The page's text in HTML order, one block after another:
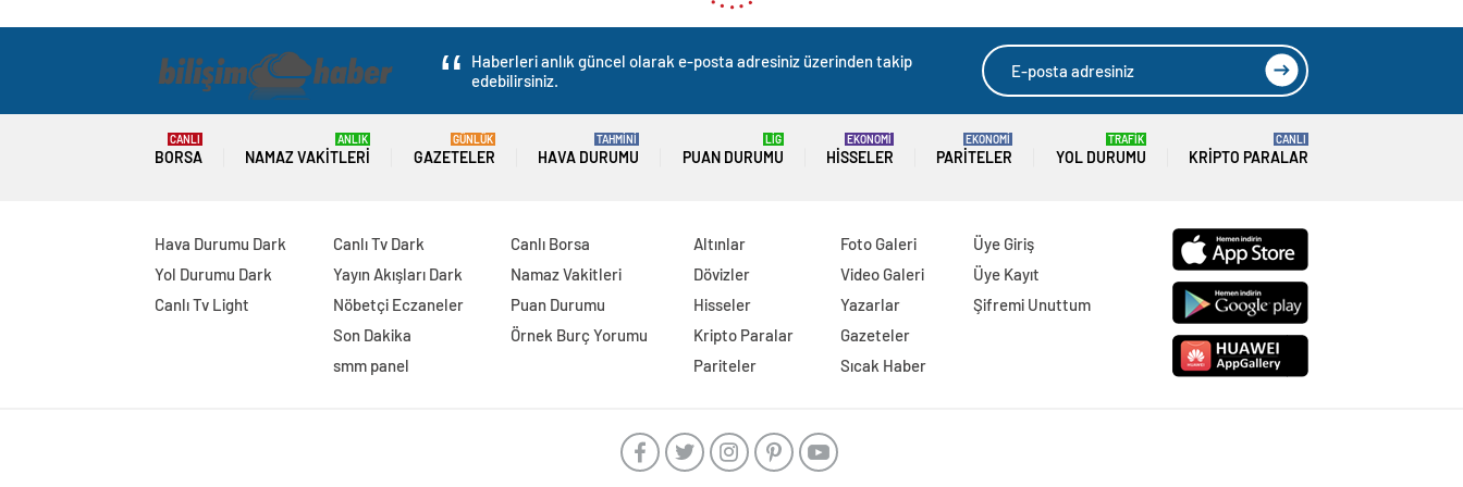
Haberleri anlık güncel olarak e-posta adresiniz üzerinden takip
edebilirsiniz.
BORSA
CANLI
NAMAZ VAKITLERI
ANLIK
GAZETELER
GÜNLÜK
HAVA DURUMU
TAHMİNİ
PUAN DURUMU
LİG
HISSELER
EKONOMİ
PARITELER
EKONOMİ
YOL DURUMU
TRAFİK
KRIPTO PARALAR
CANLI
Hava Durumu Dark
Yol Durumu Dark
Canlı Tv Light
Canlı Tv Dark
Yayın Akışları Dark
Nöbetçi Eczaneler
Son Dakika
smm panel
Canlı Borsa
Namaz Vakitleri
Puan Durumu
Örnek Burç Yorumu
Altınlar
Dövizler
Hisseler
Kripto Paralar
Pariteler
Foto Galeri
Video Galeri
Yazarlar
Gazeteler
Sıcak Haber
Üye Giriş
Üye Kayıt
Şifremi Unuttum